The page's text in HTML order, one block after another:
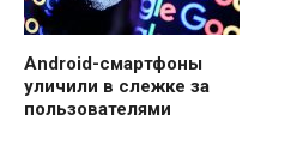
Android-смартфоны
уличили в слежке за
пользователями